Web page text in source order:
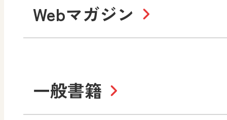
高等学校
美術／工芸
情報
拡大教科書
色彩入門
生活
中学校
教育情報
まなびとプラス
Webマガジン
まなびと
学び！と美術
学
一般書籍